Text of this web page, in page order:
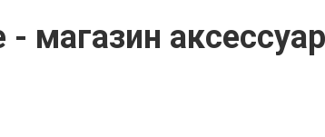
магазин